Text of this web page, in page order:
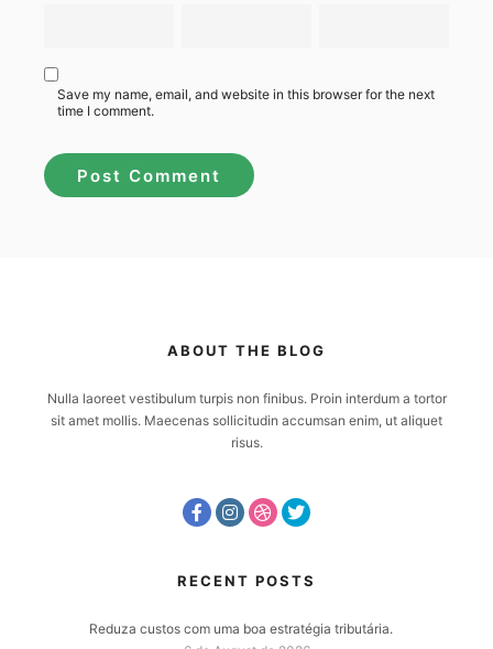
Save my name, email, and website in this browser for the next
time I comment.
ABOUT THE BLOG
Nulla laoreet vestibulum turpis non finibus. Proin interdum a tortor
sit amet mollis. Maecenas sollicitudin accumsan enim, ut aliquet
risus.
RECENT POSTS
Reduza custos com uma boa estratégia tributária.